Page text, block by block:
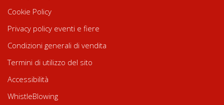
Cookie Policy
Privacy policy eventi e fiere
Condizioni generali di vendita
Termini di utilizzo del sito
Accessibilità
WhistleBlowing